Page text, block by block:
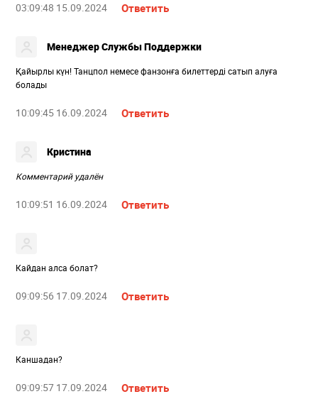
03:09:48 15.09.2024 Ответить
Менеджер Службы Поддержки
Қайырлы күн! Танцпол немесе фанзонға билеттерді сатып алуға
болады
10:09:45 16.09.2024 Ответить
Кристина
Комментарий удалён
10:09:51 16.09.2024 Ответить
Кайдан алса болат?
09:09:56 17.09.2024 Ответить
Каншадан?
09:09:57 17.09.2024 Ответить